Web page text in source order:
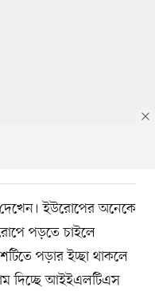
দেখেন। ইউরোপের অনেকে
পড়তে চাইলে
পড়ার ইচ্ছা থাকলে
দিচ্ছে আইইএলটিএস